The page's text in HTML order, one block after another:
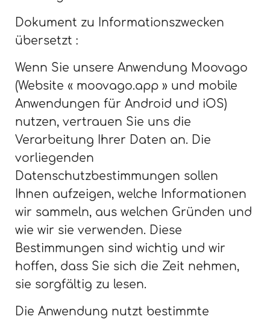
Dokument zu Informationszwecken
übersetzt :
Wenn Sie unsere Anwendung Moovago
(Website « moovago.app » und mobile
Anwendungen für Android und iOS)
nutzen, vertrauen Sie uns die
Verarbeitung Ihrer Daten an. Die
vorliegenden
Datenschutzbestimmungen sollen
Ihnen aufzeigen, welche Informationen
wir sammeln, aus welchen Gründen und
wie wir sie verwenden. Diese
Bestimmungen sind wichtig und wir
hoffen, dass Sie sich die Zeit nehmen,
sie sorgfältig zu lesen.
Die Anwendung nutzt bestimmte